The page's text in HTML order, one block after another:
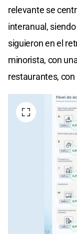
relevante se
interanual,
siguieron en el
minorista, con
restaurantes, con